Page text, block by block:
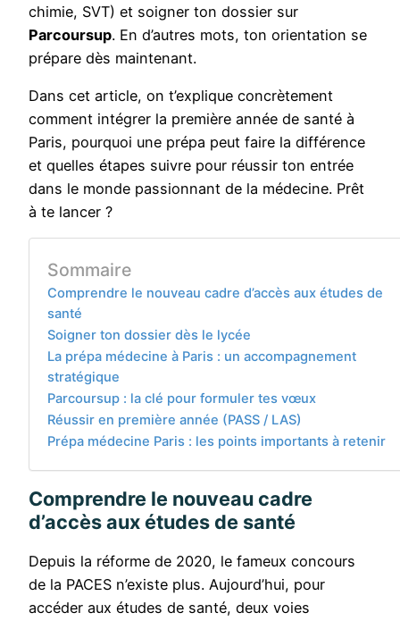
chimie, SVT) et soigner ton dossier sur
Parcoursup. En d’autres mots, ton orientation se
prépare dès maintenant.
Dans cet article, on t’explique concrètement
comment intégrer la première année de santé à
Paris, pourquoi une prépa peut faire la différence
et quelles étapes suivre pour réussir ton entrée
dans le monde passionnant de la médecine. Prêt
à te lancer ?
Sommaire
Comprendre le nouveau cadre d’accès aux études de
santé
Soigner ton dossier dès le lycée
La prépa médecine à Paris : un accompagnement
stratégique
Parcoursup : la clé pour formuler tes vœux
Réussir en première année (PASS / LAS)
Prépa médecine Paris : les points importants à retenir
Comprendre le nouveau cadre
d’accès aux études de santé
Depuis la réforme de 2020, le fameux concours
de la PACES n’existe plus. Aujourd’hui, pour
accéder aux études de santé, deux voies